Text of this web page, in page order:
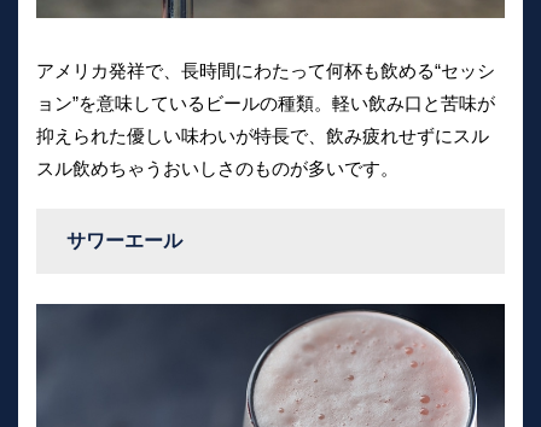
アメリカ発祥で、長時間にわたって何杯も飲める“セッシ
ョン”を意味しているビールの種類。軽い飲み口と苦味が
抑えられた優しい味わいが特長で、飲み疲れせずにスル
スル飲めちゃうおいしさのものが多いです。
サワーエール